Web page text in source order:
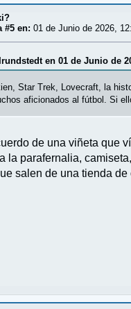
#5 en: 01 de Junio de 2026,
en 01 de Junio de
Star Trek, Lovecraft, la
aficionados al fútbol. Si
de una viñeta que
la parafernalia,
salen de una tienda